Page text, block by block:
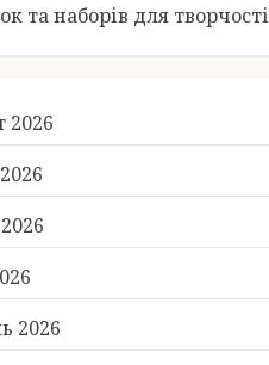
та наборів для творчості
2026
2026